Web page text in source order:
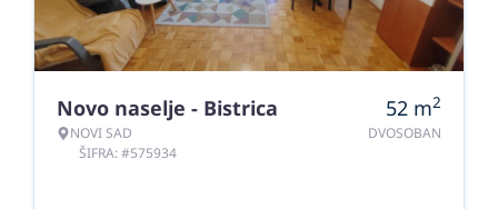
Novo naselje - Bistrica
NOVI SAD
ŠIFRA: #575934
52 m2
DVOSOBAN